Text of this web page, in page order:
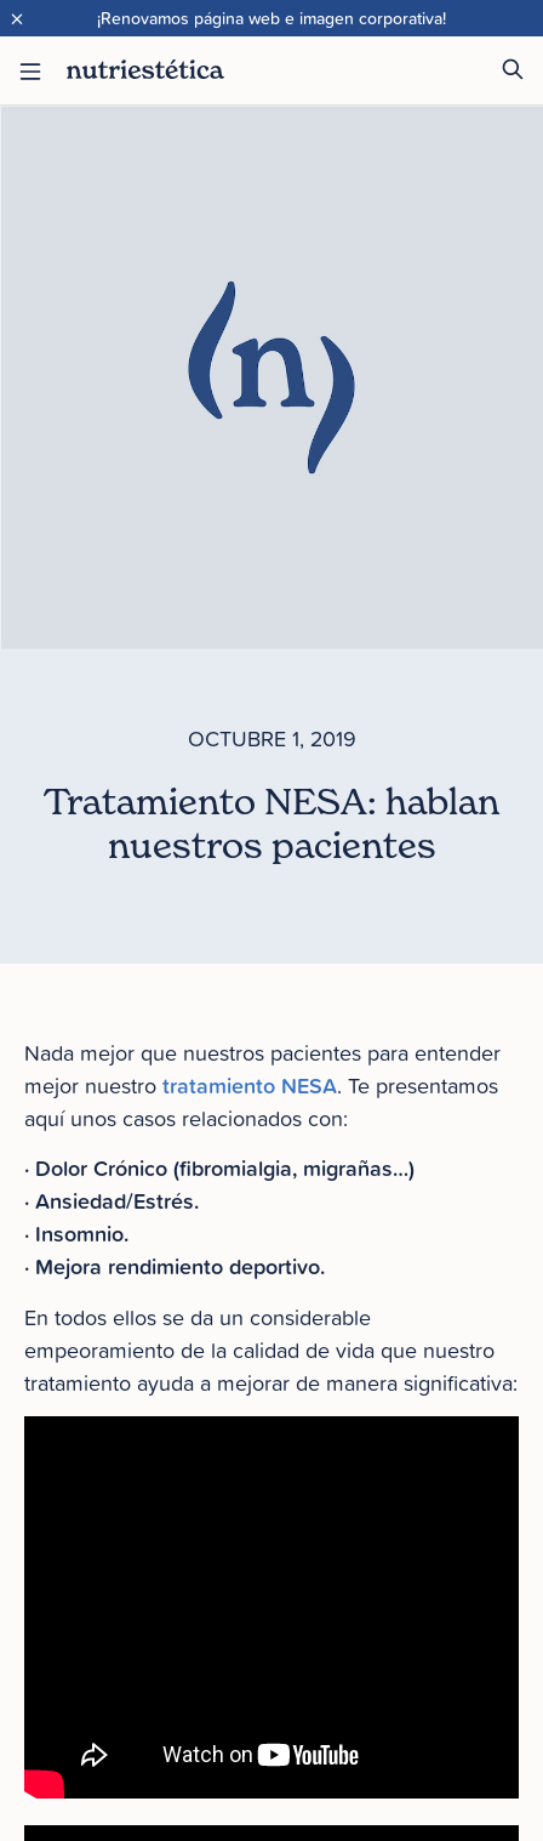
¡Renovamos página web e imagen corporativa!
×
OCTUBRE 1, 2019
Tratamiento NESA: hablan
nuestros pacientes
Nada mejor que nuestros pacientes para entender
mejor nuestro tratamiento NESA. Te presentamos
aquí unos casos relacionados con:
· Dolor Crónico (fibromialgia, migrañas…)
· Ansiedad/Estrés.
· Insomnio.
· Mejora rendimiento deportivo.
En todos ellos se da un considerable
empeoramiento de la calidad de vida que nuestro
tratamiento ayuda a mejorar de manera significativa: